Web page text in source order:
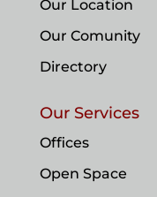
Our Location
Our Comunity
Directory
Our Services
Offices
Open Space